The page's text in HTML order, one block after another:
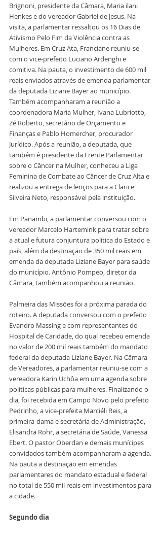
Brignoni, presidente da Câmara, Maria ilani
Henkes e do vereador Gabriel de Jesus. Na
visita, a parlamentar ressaltou os 16 Dias de
Ativismo Pelo Fim da Violência contra as
Mulheres. Em Cruz Ata, Franciane reuniu-se
com o vice-prefeito Luciano Ardenghi e
comitiva. Na pauta, o investimento de 600 mil
reais enviados através de emenda parlamentar
da deputada Liziane Bayer ao município.
Também acompanharam a reunião a
coordenadora Maria Mulher, Ivana Lubriotto,
Zé Roberto, secretário de Orçamento e
Finanças e Pablo Homercher, procurador
Jurídico. Após a reunião, a deputada, que
também é presidente da Frente Parlamentar
sobre o Câncer na Mulher, conheceu a Liga
Feminina de Combate ao Câncer de Cruz Alta e
realizou a entrega de lenços para a Clarice
Silveira Neto, responsável pela instituição.
Em Panambi, a parlamentar conversou com o
vereador Marcelo Hartemink para tratar sobre
a atual e futura conjuntura política do Estado e
país, além da destinação de 350 mil reais em
emenda da deputada Liziane Bayer para saúde
do município. Antônio Pompeo, diretor da
Câmara, também acompanhou a reunião.
Palmeira das Missões foi a próxima parada do
roteiro. A deputada conversou com o prefeito
Evandro Massing e com representantes do
Hospital de Caridade, do qual recebeu emenda
no valor de 200 mil reais também do mandato
federal da deputada Liziane Bayer. Na Câmara
de Vereadores, a parlamentar reuniu-se com a
vereadora Karin Uchôa em uma agenda sobre
políticas públicas para mulheres. Finalizando o
dia, foi recebida em Campo Novo pelo prefeito
Pedrinho, a vice-prefeita Marciéli Reis, a
primeira-dama e secretária de Administração,
Elisandra Rohr, a secretária de Saúde, Vanessa
Ebert. O pastor Oberdan e demais munícipes
convidados também acompanharam a agenda.
Na pauta a destinação em emendas
parlamentares do mandato estadual e federal
no total de 550 mil reais em investimentos para
a cidade.
Segundo dia